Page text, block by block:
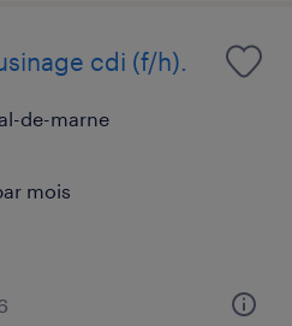
cdi (f/h).
de-marne
mois